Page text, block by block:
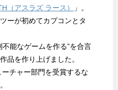
（アスラズ ラース）
」。
ーが初めてカプコンとタ
能なゲームを作る”を合言
品を作り上げました。
チャー部門を受賞するな